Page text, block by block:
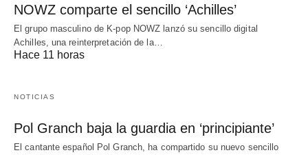
NOWZ comparte el sencillo ‘Achilles’
El grupo masculino de K-pop NOWZ lanzó su sencillo digital
Achilles, una reinterpretación de la…
Hace 11 horas
NOTICIAS
Pol Granch baja la guardia en ‘principiante’
El cantante español Pol Granch, ha compartido su nuevo sencillo